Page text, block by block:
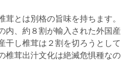
とは別格の旨味を持ちます。
内、約８割が輸入された外国産
干し椎茸は２割を切ろうとして
椎茸出汁文化は絶滅危惧種なの